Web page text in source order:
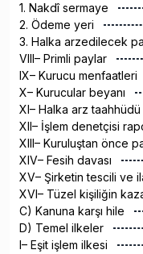
1. Nakdî sermaye
2. Ödeme yeri
3. Halka arzedilecek
VIII– Primli paylar
IX– Kurucu menfaatleri
X– Kurucular beyanı
XI– Halka arz taahhüdü
XII– İşlem denetçisi
XIII– Kuruluştan önce
XIV– Fesih davası
XV– Şirketin tescili ve
XVI– Tüzel kişiliğin
C) Kanuna karşı hile
D) Temel ilkeler
I– Eşit işlem ilkesi